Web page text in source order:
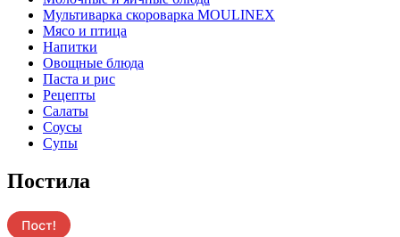
Мультиварка скороварка MOULINEX
Мясо и птица
Напитки
Овощные блюда
Паста и рис
Рецепты
Салаты
Соусы
Супы
Постила